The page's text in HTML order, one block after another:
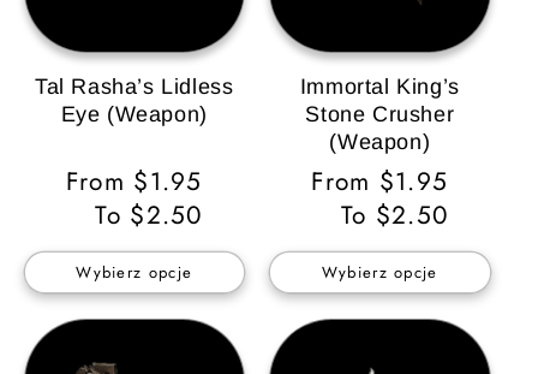
Tal Rasha’s Lidless
Eye (Weapon)
Cena
regularna
From $1.95
To $2.50
Wybierz opcje
Immortal King’s
Stone Crusher
(Weapon)
Cena
regularna
From $1.95
To $2.50
Wybierz opcje